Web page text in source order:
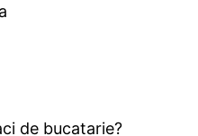
de bucatarie?